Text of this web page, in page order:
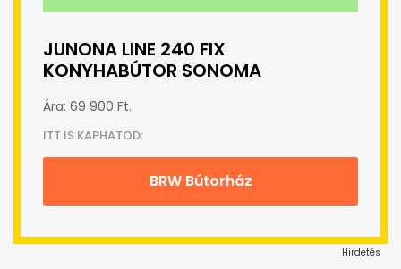
JUNONA LINE 240 FIX
KONYHABÚTOR SONOMA
Ára: 69 900 Ft.
ITT IS KAPHATOD:
BRW Bútorház
Hirdetés